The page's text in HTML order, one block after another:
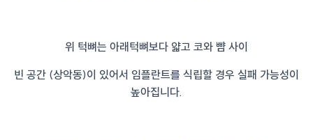
위 턱뼈는 아래턱뼈보다 얇고 코와 뺨 사이
빈 공간 (상악동)이 있어서 임플란트를 식립할 경우 실패 가능성이
높아집니다.